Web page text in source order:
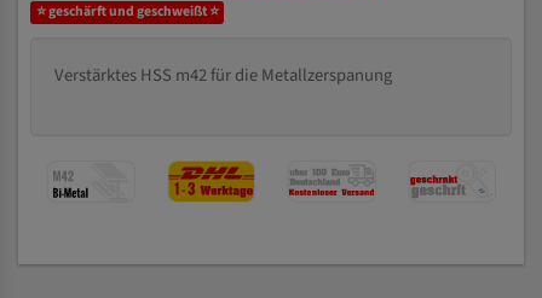
⭐ geschärft und geschweißt ⭐
Verstärktes HSS m42 für die Metallzerspanung